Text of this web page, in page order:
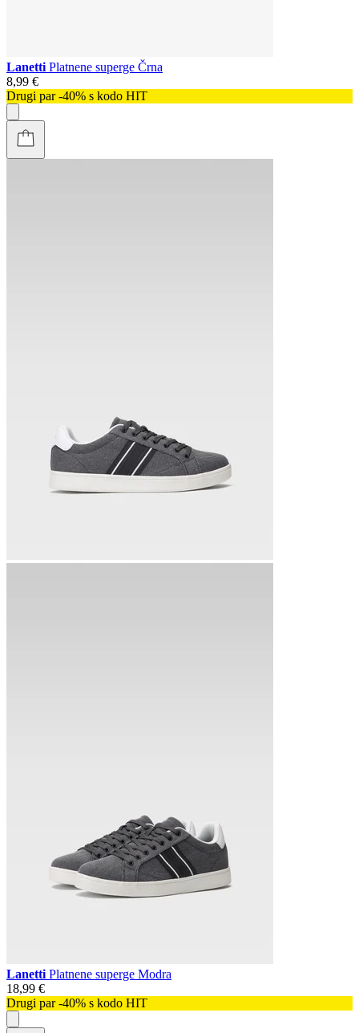
Lanetti Platnene superge Črna
8,99 €
Drugi par -40% s kodo HIT
Lanetti Platnene superge Modra
18,99 €
Drugi par -40% s kodo HIT